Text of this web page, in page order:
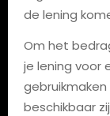
de lening
Om het
je lening voor
beschikbaar